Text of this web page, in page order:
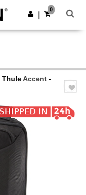
Stáhnout app
0
ThuleAccent -